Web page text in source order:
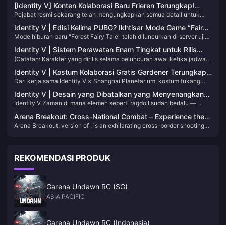
[Identity V] Konten Kolaborasi Baru Frieren Terungkap!
Masuk untuk Mendapatkan 10 Undian Gratis！
Pejabat resmi sekarang telah mengungkapkan semua detail untuk
acara kolaborasi Frieren! Mengetahui bahwa beberapa pemain
mungkin melewatkan informasi tertentu, saya telah mengatur
semuanya yang perlu Anda ketahui tentang kolaborasi ini untuk
referensi yang mudah!
Identity V | Edisi Kelima PUBG? Ikhtisar Mode Game “Fairy
Tale in the Woods”!
Mode hiburan baru "Forest Fairy Tale" telah diluncurkan di server uji
coba, mari kita lihat cara memainkannya!
Identity V | Sistem Perawatan Enam Tingkat untuk Rilis
Karakter Baru – Mereka yang Mengerti Akan Menangis.
(Catatan: Karakter yang dirilis selama peluncuran awal ketika jadwal
rilis masih belum stabil tidak termasuk dalam daftar ini.)
Identity V | Kostum Kolaborasi Gratis Gardener Terungkap
—Penuh Energi Sci-Fi!
Dari kerja sama Identity V × Shanghai Planetarium, kostum tukang
kebun tingkat ungu baru akhirnya dapat dilihat secara internal!
Sebuah furnitur kerja sama baru juga akan segera dirilis. Mari kita lihat
model 3D-nya!
Identity V | Desain yang Dibatalkan yang Menyenangkan
dan Mengejutkan – Escape Master Punya Rambut?!
Identity V Zaman di mana elemen seperti ragdoll sudah berlalu —
artikel ini, mari kita lihat beberapa konsep yang dibatalkan paling
menarik dari proses pengembangan!
Arena Breakout: Cross-National Combat – Experience the
Hardcore Shooter Survival Feast
Arena Breakout, version of , is an exhilarating cross-border shooting
REKOMENDASI PRODUK
Garena Undawn RC (SG)
ASIA PACIFIC
Garena Undawn RC (Indonesia)